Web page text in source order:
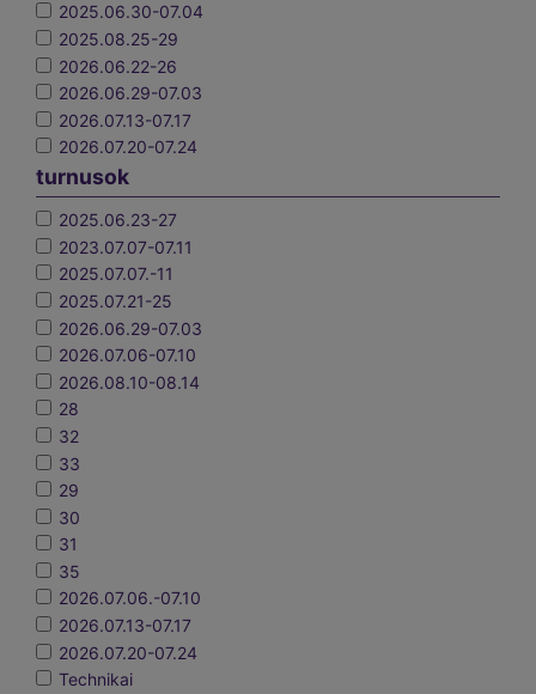
2025.06.30-07.04
2025.08.25-29
2026.06.22-26
2026.06.29-07.03
2026.07.13-07.17
2026.07.20-07.24
turnusok
2025.06.23-27
2023.07.07-07.11
2025.07.07.-11
2025.07.21-25
2026.06.29-07.03
2026.07.06-07.10
2026.08.10-08.14
28
32
33
29
30
31
35
2026.07.06.-07.10
2026.07.13-07.17
2026.07.20-07.24
Technikai